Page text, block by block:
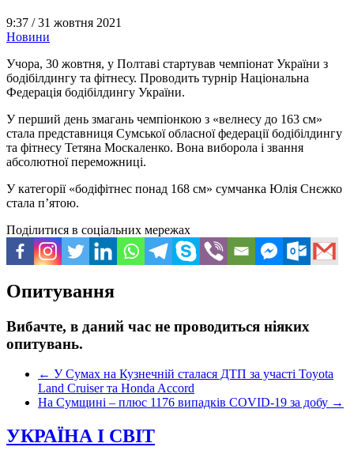
9:37 /31 жовтня 2021
Новини
Учора, 30 жовтня, у Полтаві стартував чемпіонат України з
бодібілдингу та фітнесу. Проводить турнір Національна
Федерація бодібілдингу України.
У перший день змагань чемпіонкою з «велнесу до 163 см»
стала представниця Сумської обласної федерації бодібілдингу
та фітнесу Тетяна Москаленко. Вона виборола і звання
абсолютної переможниці.
У категорії «бодіфітнес понад 168 см» сумчанка Юлія Снєжко
стала п’ятою.
Поділитися в соціальних мережах
Опитування
Вибачте, в даний час не проводиться ніяких
опитувань.
← У Сумах на Кузнечній сталася ДТП за участі Toyota
Land Cruiser та Honda Accord
На Сумщині – плюс 1176 випадків COVID-19 за добу →
УКРАЇНА І СВІТ